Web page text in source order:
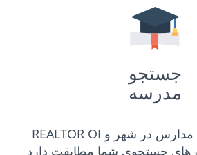
جستجو
مدرسه
REALTOR OI لیستی از بهترین مدارس در شهر و
جستجوی شما مطابقت دارد